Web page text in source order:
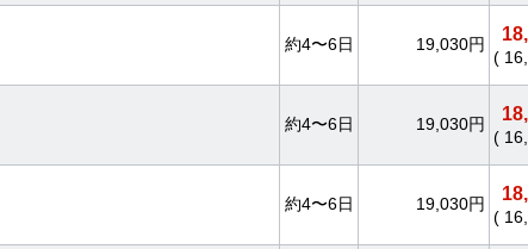
約4〜6日 19,030円
(
約4〜6日 19,030円
(
約4〜6日 19,030円
(